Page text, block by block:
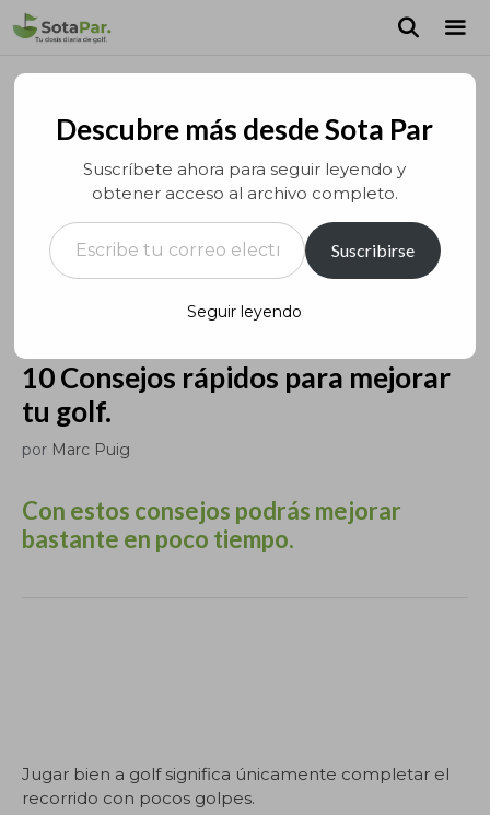
Saltar
10 Consejos rápidos para mejorar
tu golf.
por Marc Puig
Con estos consejos podrás mejorar
bastante en poco tiempo.
Jugar bien a golf significa únicamente completar el
recorrido con pocos golpes.
Descubre más desde Sota Par
Suscríbete ahora para seguir leyendo y
obtener acceso al archivo completo.
Escribe tu correo electrónico…
Suscribirse
Seguir leyendo